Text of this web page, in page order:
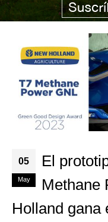
05
May
El
Methane
Holland gana